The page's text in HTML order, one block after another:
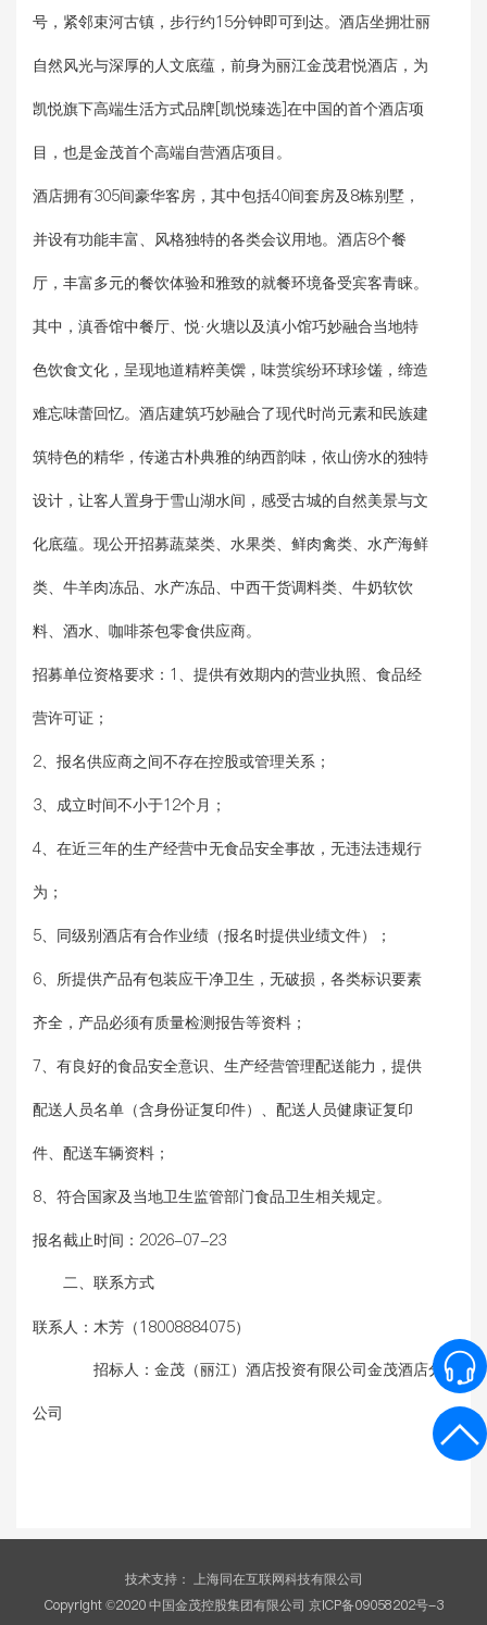
号，紧邻束河古镇，步行约15分钟即可到达。酒店坐拥壮丽
自然风光与深厚的人文底蕴，前身为丽江金茂君悦酒店，为
凯悦旗下高端生活方式品牌[凯悦臻选]在中国的首个酒店项
目，也是金茂首个高端自营酒店项目。
酒店拥有305间豪华客房，其中包括40间套房及8栋别墅，
并设有功能丰富、风格独特的各类会议用地。酒店8个餐
厅，丰富多元的餐饮体验和雅致的就餐环境备受宾客青睐。
其中，滇香馆中餐厅、悦·火塘以及滇小馆巧妙融合当地特
色饮食文化，呈现地道精粹美馔，味赏缤纷环球珍馐，缔造
难忘味蕾回忆。酒店建筑巧妙融合了现代时尚元素和民族建
筑特色的精华，传递古朴典雅的纳西韵味，依山傍水的独特
设计，让客人置身于雪山湖水间，感受古城的自然美景与文
化底蕴。现公开招募蔬菜类、水果类、鲜肉禽类、水产海鲜
类、牛羊肉冻品、水产冻品、中西干货调料类、牛奶软饮
料、酒水、咖啡茶包零食供应商。
招募单位资格要求： 1、提供有效期内的营业执照、食品经
营许可证；
2、报名供应商之间不存在控股或管理关系；
3、成立时间不小于12个月；
4、在近三年的生产经营中无食品安全事故，无违法违规行
为；
5、同级别酒店有合作业绩（报名时提供业绩文件）；
6、所提供产品有包装应干净卫生，无破损，各类标识要素
齐全，产品必须有质量检测报告等资料；
7、有良好的食品安全意识、生产经营管理配送能力，提供
配送人员名单（含身份证复印件）、配送人员健康证复印
件、配送车辆资料；
8、符合国家及当地卫生监管部门食品卫生相关规定。
报名截止时间： 2026-07-23
二、联系方式
联系人： 木芳（18008884075）
招标人： 金茂（丽江）酒店投资有限公司金茂酒店分
公司
技术支持： 上海同在互联网科技有限公司
Copyright ©2020 中国金茂控股集团有限公司 京ICP备09058202号-3